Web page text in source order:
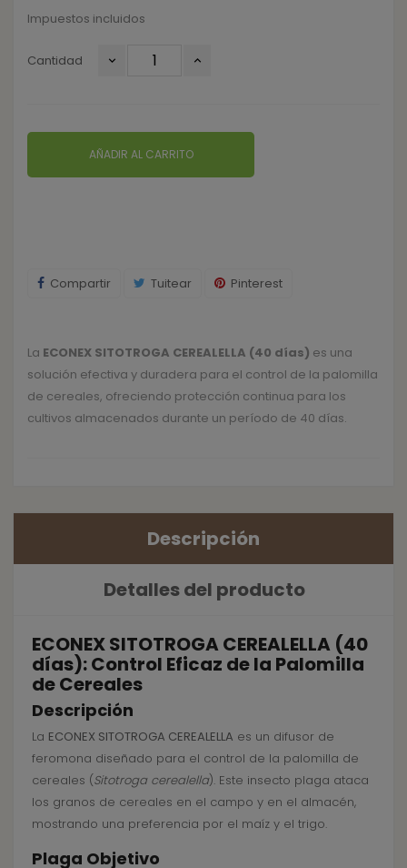
Impuestos incluidos
Cantidad
AÑADIR AL CARRITO
Compartir Tuitear Pinterest
La ECONEX SITOTROGA CEREALELLA (40 días) es una
solución efectiva y duradera para el control de la palomilla
de cereales, ofreciendo protección continua para los
cultivos almacenados durante un período de 40 días.
Descripción
Detalles del producto
ECONEX SITOTROGA CEREALELLA (40
días): Control Eficaz de la Palomilla
de Cereales
Descripción
La ECONEX SITOTROGA CEREALELLA es un difusor de
feromona diseñado para el control de la palomilla de
cereales (Sitotroga cerealella). Este insecto plaga ataca
los granos de cereales en el campo y en el almacén,
mostrando una preferencia por el maíz y el trigo.
Plaga Objetivo